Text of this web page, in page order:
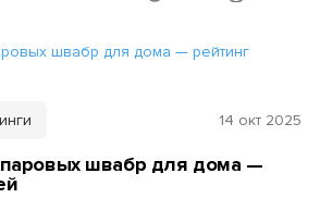
14 окт 2025
швабр для дома —